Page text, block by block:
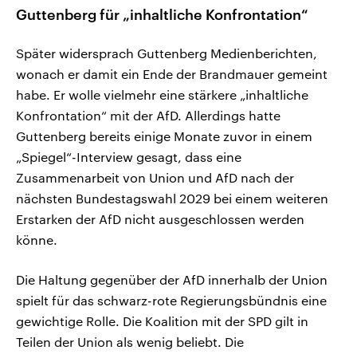
Guttenberg für „inhaltliche Konfrontation“
Später widersprach Guttenberg Medienberichten,
wonach er damit ein Ende der Brandmauer gemeint
habe. Er wolle vielmehr eine stärkere „inhaltliche
Konfrontation“ mit der AfD. Allerdings hatte
Guttenberg bereits einige Monate zuvor in einem
„Spiegel“-Interview gesagt, dass eine
Zusammenarbeit von Union und AfD nach der
nächsten Bundestagswahl 2029 bei einem weiteren
Erstarken der AfD nicht ausgeschlossen werden
könne.
Die Haltung gegenüber der AfD innerhalb der Union
spielt für das schwarz-rote Regierungsbündnis eine
gewichtige Rolle. Die Koalition mit der SPD gilt in
Teilen der Union als wenig beliebt. Die